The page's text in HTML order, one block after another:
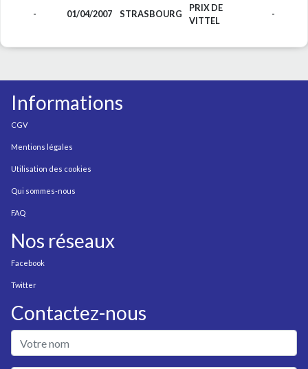
- 01/04/2007 STRASBOURG
PRIX DE
VITTEL
-
Informations
CGV
Mentions légales
Utilisation des cookies
Qui sommes-nous
FAQ
Nos réseaux
Facebook
Twitter
Contactez-nous